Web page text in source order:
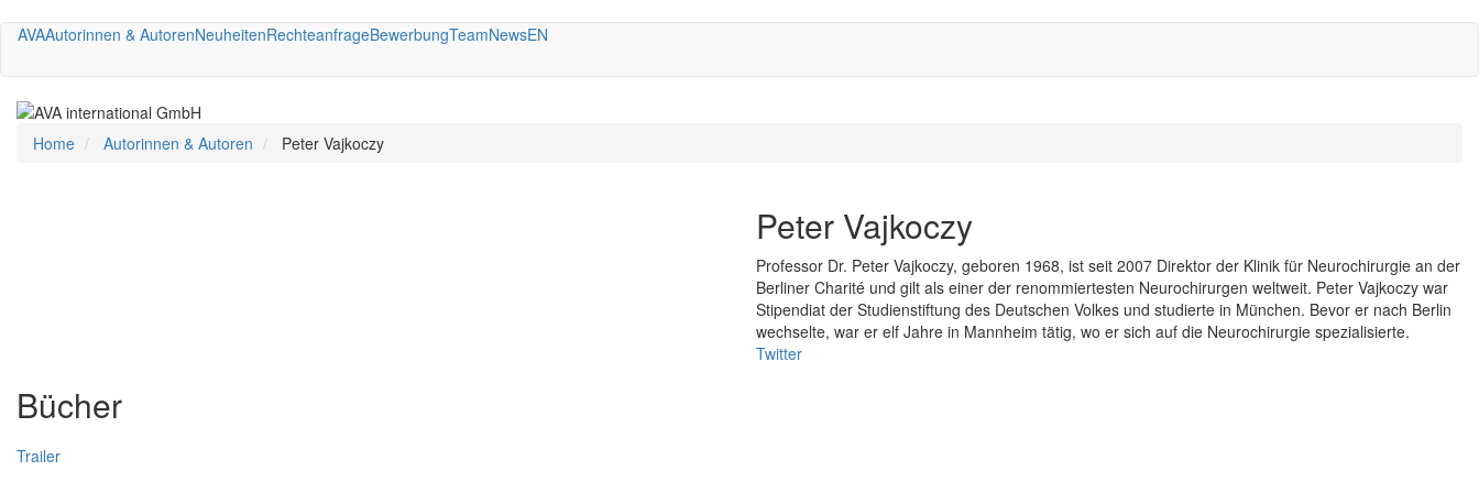
Direkt
Inhalt
AVAAutorinnen & AutorenNeuheitenRechteanfrageBewerbungTeamNewsEN
Home Autorinnen & Autoren Peter Vajkoczy
Peter Vajkoczy
Professor Dr. Peter Vajkoczy, geboren 1968, ist seit 2007 Direktor der Klinik für Neurochirurgie an der
Berliner Charité und gilt als einer der renommiertesten Neurochirurgen weltweit. Peter Vajkoczy war
Stipendiat der Studienstiftung des Deutschen Volkes und studierte in München. Bevor er nach Berlin
wechselte, war er elf Jahre in Mannheim tätig, wo er sich auf die Neurochirurgie spezialisierte.
Twitter
Bücher
Trailer